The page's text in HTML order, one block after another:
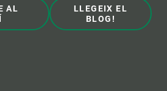
AL
LLEGEIX EL
BLOG!